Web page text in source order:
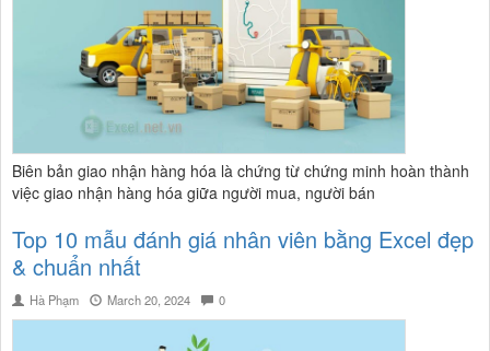
Biên bản giao nhận hàng hóa là chứng từ chứng minh hoàn thành
việc giao nhận hàng hóa giữa người mua, người bán
Top 10 mẫu đánh giá nhân viên bằng Excel đẹp
& chuẩn nhất
Hà Phạm March 20, 2024 0